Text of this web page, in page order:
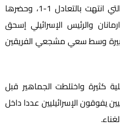
لكن مباراة المجموعة الرابعة، التي انتهت بالتعادل 1-1، وحضرها
والرئيس الإسرائيلي إسحق
وسط سعي مشجعي الفريقين
كثيرة واختلطت الجماهير قبل
يفوقون الإسرائيليين عددا داخل